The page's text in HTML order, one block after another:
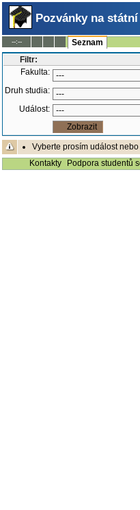
Pozvánky na
--:--
Seznam
Filtr:
Fakulta:
Druh studia:
Událost:
Vyberte prosím událost
Kontakty
Podpora studentů